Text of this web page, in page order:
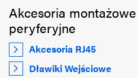
Akcesoria
peryferyjne
Akcesoria RJ45
Dławiki Wejściowe